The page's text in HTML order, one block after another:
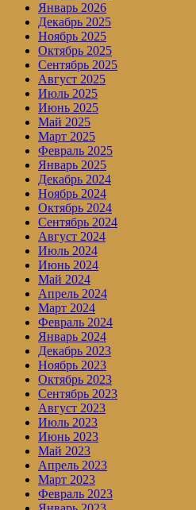
Январь 2026
Декабрь 2025
Ноябрь 2025
Октябрь 2025
Сентябрь 2025
Август 2025
Июль 2025
Июнь 2025
Май 2025
Март 2025
Февраль 2025
Январь 2025
Декабрь 2024
Ноябрь 2024
Октябрь 2024
Сентябрь 2024
Август 2024
Июль 2024
Июнь 2024
Май 2024
Апрель 2024
Март 2024
Февраль 2024
Январь 2024
Декабрь 2023
Ноябрь 2023
Октябрь 2023
Сентябрь 2023
Август 2023
Июль 2023
Июнь 2023
Май 2023
Апрель 2023
Март 2023
Февраль 2023